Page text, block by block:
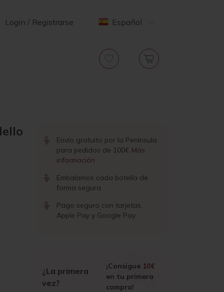
Login / Registrarse Español
Envío gratuito por la Península
para pedidos de 100€ Más
información
Embalamos cada botella de
forma segura
Pago seguro con tarjetas,
Apple Pay y Google Pay
¿La primera
vez?
¡Consigue 10€
en tu primera
compra!